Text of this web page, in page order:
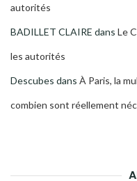
autorités
BADILLET CLAIRE dans Le
les autorités
Descubes dans À Paris, la
combien sont réellement